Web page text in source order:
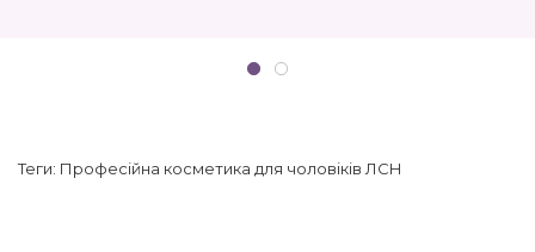
Теги: Професійна косметика для чоловіків ЛСН